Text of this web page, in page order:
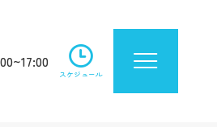
スケジュール